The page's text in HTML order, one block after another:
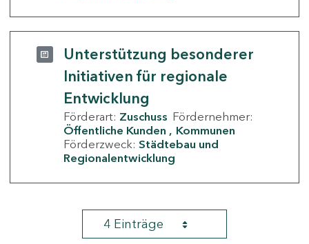
Unterstützung besonderer
Initiativen für regionale
Entwicklung
Förderart: Zuschuss Fördernehmer:
Öffentliche Kunden
Kommunen
Förderzweck: Städtebau und
Regionalentwicklung
4 Einträge